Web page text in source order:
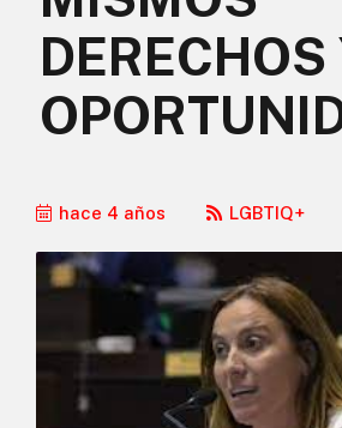
DERECHOS
hace 4 años LGBTIQ+